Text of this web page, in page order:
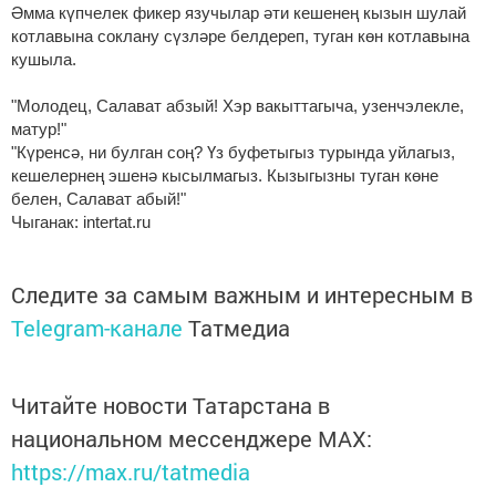
Әмма күпчелек фикер язучылар әти кешенең кызын шулай
котлавына соклану сүзләре белдереп, туган көн котлавына
кушыла.
"Молодец, Салават абзый! Хэр вакыттагыча, узенчэлекле,
матур!"
"Күренсә, ни булган соң? Үз буфетыгыз турында уйлагыз,
кешелернең эшенә кысылмагыз. Кызыгызны туган көне
белен, Салават абый!"
Чыганак: intertat.ru
Следите за самым важным и интересным в
Telegram-канале Татмедиа
Читайте новости Татарстана в
национальном мессенджере MАХ:
https://max.ru/tatmedia